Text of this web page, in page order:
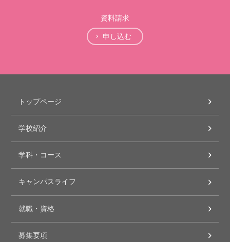
資料請求
申し込む
トップページ
学校紹介
学科・コース
キャンパスライフ
就職・資格
募集要項